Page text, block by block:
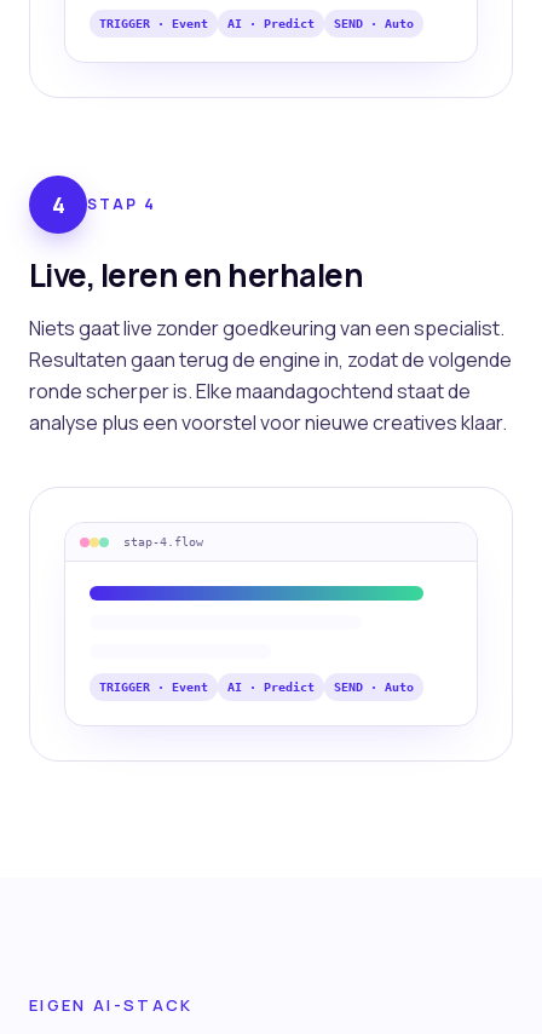
TRIGGER · Event AI · Predict SEND · Auto
4 STAP 4
Live, leren en herhalen
Niets gaat live zonder goedkeuring van een specialist.
Resultaten gaan terug de engine in, zodat de volgende
ronde scherper is. Elke maandagochtend staat de
analyse plus een voorstel voor nieuwe creatives klaar.
stap-4 .flow
TRIGGER · Event AI · Predict SEND · Auto
EIGEN AI-STACK